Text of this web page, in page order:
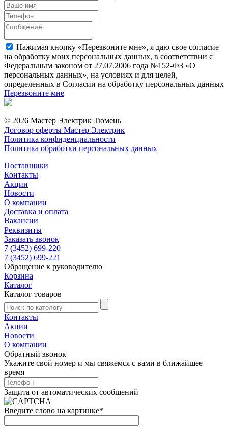
Нажимая кнопку «Перезвоните мне», я даю свое согласие
на обработку моих персональных данных, в соответствии с
Федеральным законом от 27.07.2006 года №152-ФЗ «О
персональных данных», на условиях и для целей,
определенных в Согласии на обработку персональных данных
Перезвоните мне
© 2026 Мастер Электрик Тюмень
Договор оферты Мастер Электрик
Политика конфиденциальности
Политика обработки персональных данных
Поставщики
Контакты
Акции
Новости
О компании
Доставка и оплата
Вакансии
Реквизиты
Заказать звонок
7 (3452) 699-220
7 (3452) 699-221
Обращение к руководителю
Корзина
Каталог
Каталог товаров
Контакты
Акции
Новости
О компании
Обратный звонок
Укажите свой номер и мы свяжемся с вами в ближайшее
время
Защита от автоматических сообщений
Введите слово на картинке*